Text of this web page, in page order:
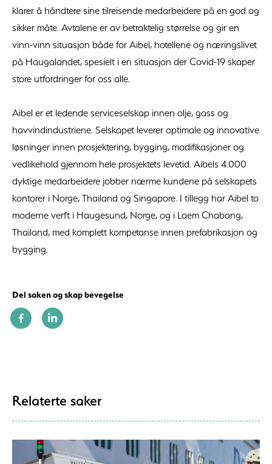
klarer å håndtere sine tilreisende medarbeidere på en god og
sikker måte. Avtalene er av betraktelig størrelse og gir en
vinn-vinn situasjon både for Aibel, hotellene og næringslivet
på Haugalandet, spesielt i en situasjon der Covid-19 skaper
store utfordringer for oss alle.
Aibel er et ledende serviceselskap innen olje, gass og
havvindindustriene. Selskapet leverer optimale og innovative
løsninger innen prosjektering, bygging, modifikasjoner og
vedlikehold gjennom hele prosjektets levetid. Aibels 4.000
dyktige medarbeidere jobber nærme kundene på selskapets
kontorer i Norge, Thailand og Singapore. I tillegg har Aibel to
moderne verft i Haugesund, Norge, og i Laem Chabang,
Thailand, med komplett kompetanse innen prefabrikasjon og
bygging.
Del saken og skap bevegelse
Relaterte saker